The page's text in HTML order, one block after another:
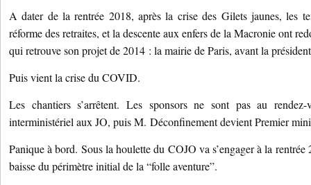
A dater de la rentrée 2018, après la crise des Gilets jaunes, les
réforme des retraites, et la descente aux enfers de la Macronie ont
qui retrouve son projet de 2014 : la mairie de Paris, avant la
Puis vient la crise du COVID.
Les chantiers s’arrêtent. Les sponsors ne sont pas au rendez-
interministériel aux JO, puis M. Déconfinement devient Premier
Panique à bord. Sous la houlette du COJO va s’engager à la
baisse du périmètre initial de la “folle aventure”.